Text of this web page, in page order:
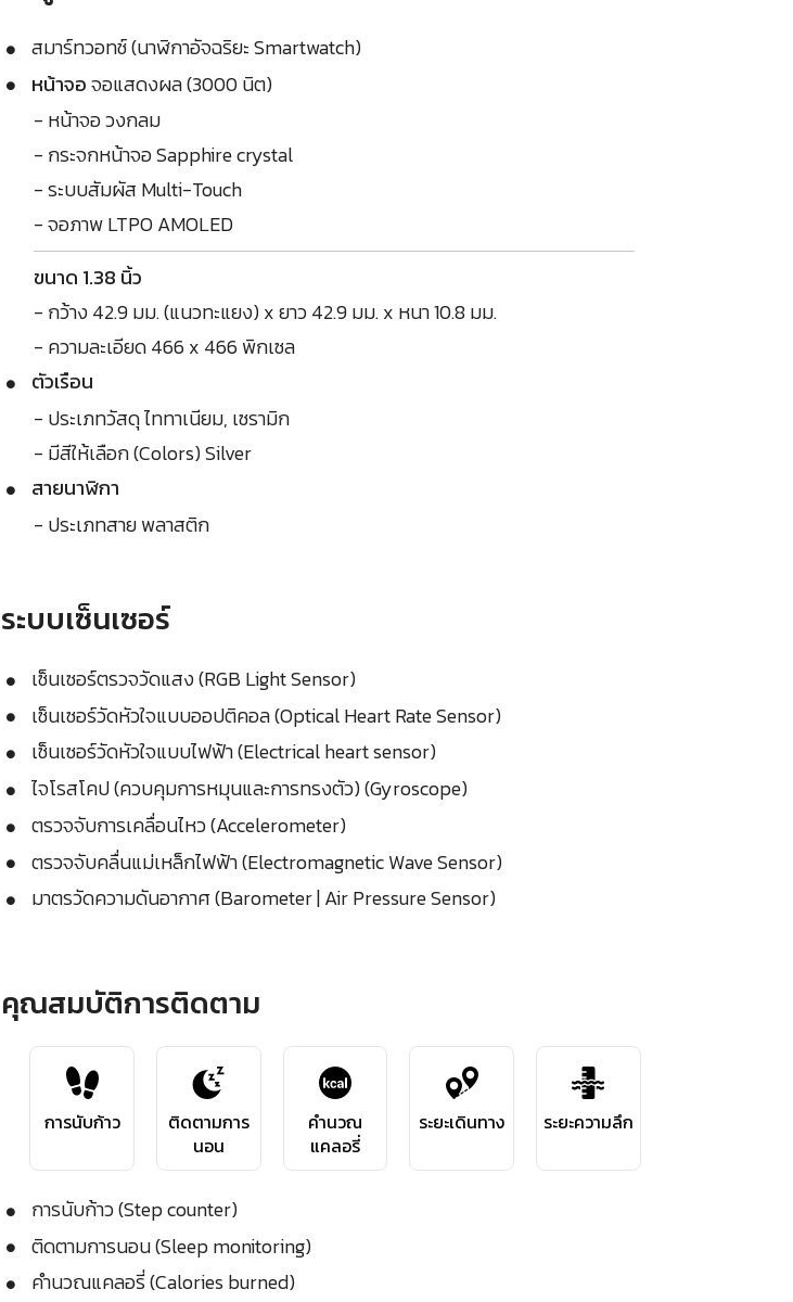
สมาร์ทวอทช์ (นาฬิกาอัจฉริยะ Smartwatch)
หน้าจอจอแสดงผล (3000 นิต)
- หน้าจอ วงกลม
- กระจกหน้าจอ Sapphire crystal
- ระบบสัมผัส Multi-Touch
- จอภาพ LTPO AMOLED
ขนาด 1.38 นิ้ว
- กว้าง 42.9 มม. (แนวทะแยง) x ยาว 42.9 มม. x หนา 10.8 มม.
- ความละเอียด 466 x 466 พิกเซล
ตัวเรือน
- ประเภทวัสดุ ไททาเนียม, เซรามิก
- มีสีให้เลือก (Colors) Silver
สายนาฬิกา
- ประเภทสาย พลาสติก
ระบบเซ็นเซอร์
เซ็นเซอร์ตรวจวัดแสง (RGB Light Sensor)
เซ็นเซอร์วัดหัวใจแบบออปติคอล (Optical Heart Rate Sensor)
เซ็นเซอร์วัดหัวใจแบบไฟฟ้า (Electrical heart sensor)
ไจโรสโคป (ควบคุมการหมุนและการทรงตัว) (Gyroscope)
ตรวจจับการเคลื่อนไหว (Accelerometer)
ตรวจจับคลื่นแม่เหล็กไฟฟ้า (Electromagnetic Wave Sensor)
มาตรวัดความดันอากาศ (Barometer | Air Pressure Sensor)
คุณสมบัติการติดตาม
การนับก้าว
ติดตามการ
นอน
คำนวณ
แคลอรี่
ระยะเดินทาง ระยะความลึก
การนับก้าว (Step counter)
ติดตามการนอน (Sleep monitoring)
คำนวณแคลอรี่ (Calories burned)